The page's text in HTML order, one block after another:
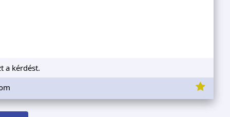
a kérdést.